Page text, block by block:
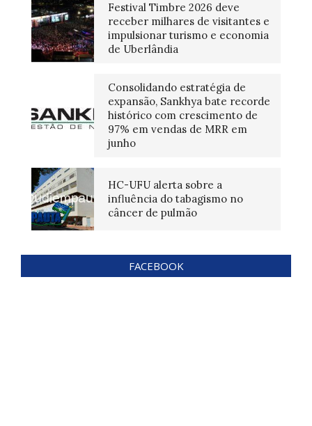
Festival Timbre 2026 deve
receber milhares de visitantes e
impulsionar turismo e economia
de Uberlândia
Consolidando estratégia de
expansão, Sankhya bate recorde
histórico com crescimento de
97% em vendas de MRR em
junho
HC-UFU alerta sobre a
influência do tabagismo no
câncer de pulmão
FACEBOOK